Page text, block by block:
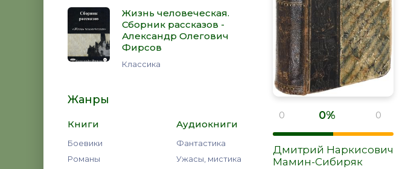
Жизнь человеческая.
Сборник рассказов -
Александр Олегович
Фирсов
Классика
Жанры
Книги
Боевики
Романы
Аудиокниги
Фантастика
Ужасы, мистика
0 0% 0
Дмитрий Наркисович
Мамин-Сибиряк